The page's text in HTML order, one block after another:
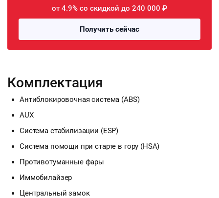
от 4.9% со скидкой до 240 000 ₽
Получить сейчас
Комплектация
Антиблокировочная система (ABS)
AUX
Система стабилизации (ESP)
Система помощи при старте в гору (HSA)
Противотуманные фары
Иммобилайзер
Центральный замок